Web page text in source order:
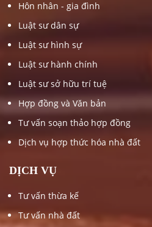
Hôn nhân - gia đình
Luật sư dân sự
Luật sư hình sự
Luật sư hành chính
Luật sư sở hữu trí tuệ
Hợp đồng và Văn bản
Tư vấn soạn thảo hợp đồng
Dịch vụ hợp thức hóa nhà đất
DỊCH VỤ
Tư vấn thừa kế
Tư vấn nhà đất